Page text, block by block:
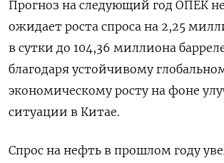
Прогноз на следующий год ОПЕК
ожидает роста спроса на 2,25
в сутки до 104,36 миллиона
благодаря устойчивому
экономическому росту на фоне
ситуации в Китае.
Спрос на нефть в прошлом году